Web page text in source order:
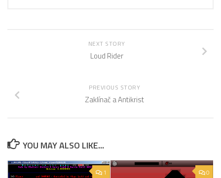
NEXT STORY
Loud Rider
PREVIOUS STORY
Zaklínač a Antikrist
YOU MAY ALSO LIKE...
1 0